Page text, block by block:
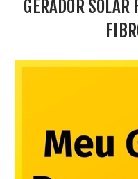
GERADOR